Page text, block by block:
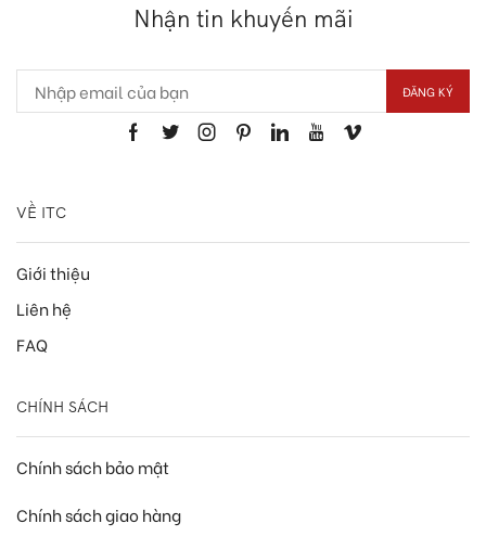
Nhận tin khuyến mãi
VỀ ITC
Giới thiệu
Liên hệ
FAQ
CHÍNH SÁCH
Chính sách bảo mật
Chính sách giao hàng